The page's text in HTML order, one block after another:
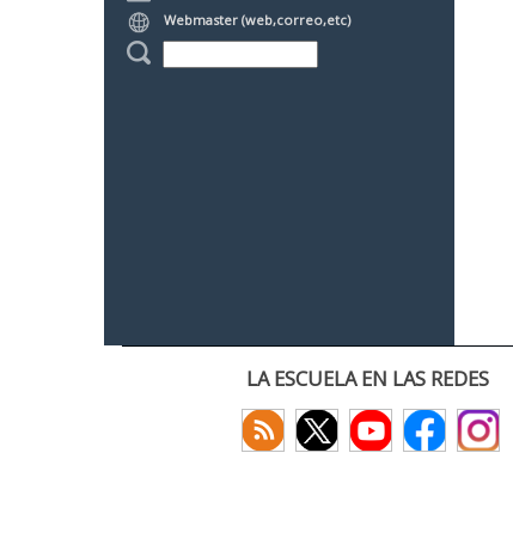
Webmaster (web,correo,etc)
LA ESCUELA EN LAS REDES